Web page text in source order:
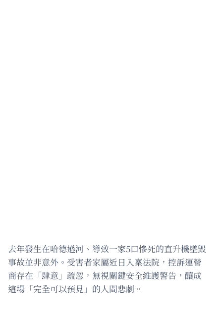
去年發生在哈德遜河、導致一家5口慘死的直升機墜毀
事故並非意外。受害者家屬近日入稟法院，控訴運營
商存在「肆意」疏忽，無視關鍵安全維護警告，釀成
這場「完全可以預見」的人間悲劇。